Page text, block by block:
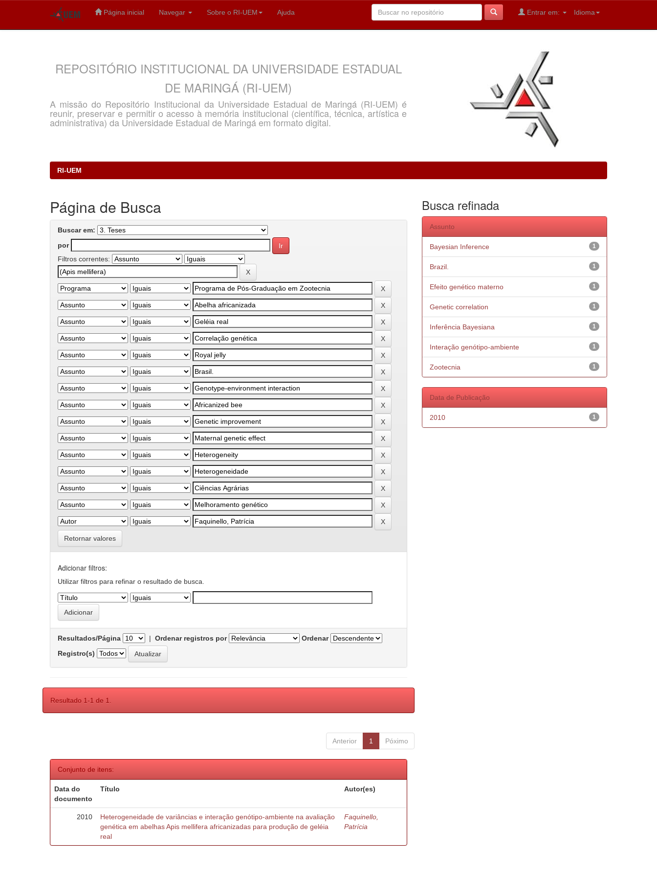
Página inicial Navegar Sobre o RI-UEM Ajuda Idioma
Entrar em:
REPOSITÓRIO INSTITUCIONAL DA UNIVERSIDADE ESTADUAL
DE MARINGÁ (RI-UEM)
A missão do Repositório Institucional da Universidade Estadual de Maringá (RI-UEM) é
reunir, preservar e permitir o acesso à memória institucional (científica, técnica, artística e
administrativa) da Universidade Estadual de Maringá em formato digital.
RI-UEM
Página de Busca
Buscar em:
por
Filtros correntes:
Retornar valores
Adicionar filtros:
Utilizar filtros para refinar o resultado de busca.
Resultados/Página | Ordenar registros por
Ordenar
Registro(s)
Resultado 1-1 de 1.
Anterior 1 Póximo
Conjunto de itens:
Data do
documento
Título Autor(es)
2010
Heterogeneidade de variâncias e interação genótipo-ambiente na avaliação
genética em abelhas Apis mellifera africanizadas para produção de geléia
real
Faquinello,
Patrícia
Busca refinada
Assunto
1
Bayesian Inference
1
Brazil.
1
Efeito genético materno
1
Genetic correlation
1
Inferência Bayesiana
1
Interação genótipo-ambiente
1
Zootecnia
Data de Publicação
1
2010